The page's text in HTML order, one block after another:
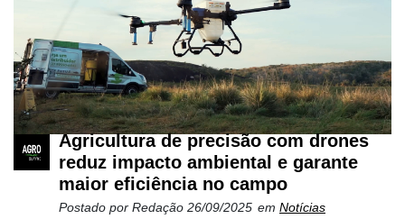
Agricultura de precisão com drones
reduz impacto ambiental e garante
maior eficiência no campo
Postado por Redação 26/09/2025 em Notícias